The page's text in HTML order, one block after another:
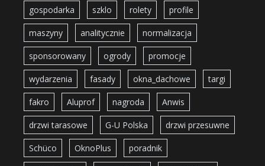
gospodarka szklo rolety profile
maszyny analitycznie normalizacja
sponsorowany ogrody promocje
wydarzenia fasady okna_dachowe targi
fakro Aluprof nagroda Anwis
drzwi tarasowe G-U Polska drzwi przesuwne
Schüco OknoPlus poradnik